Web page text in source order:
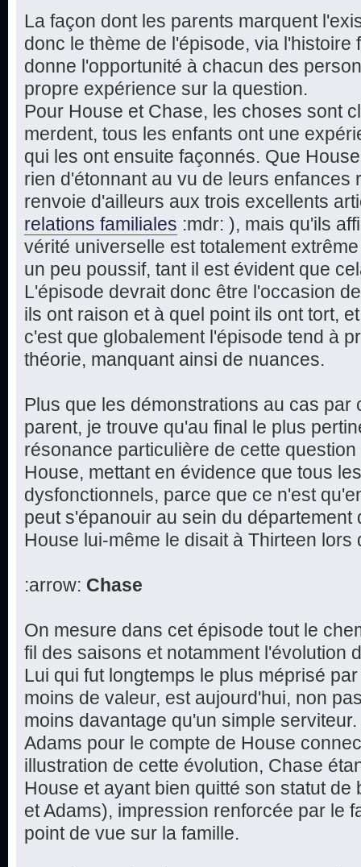
La façon dont les parents marquent
donc le thème de l'épisode, via l'histoire
donne l'opportunité à chacun des
propre expérience sur la question.
Pour House et Chase, les choses sont
merdent, tous les enfants ont une
qui les ont ensuite façonnés. Que
rien d'étonnant au vu de leurs enfances
renvoie d'ailleurs aux trois excellents
relations familiales :mdr: ), mais qu'ils
vérité universelle est totalement
un peu poussif, tant il est évident que
L'épisode devrait donc être l'occasion
ils ont raison et à quel point ils ont tort,
c'est que globalement l'épisode tend à
théorie, manquant ainsi de nuances.
Plus que les démonstrations au cas par
parent, je trouve qu'au final le plus
résonance particulière de cette
House, mettant en évidence que tous
dysfonctionnels, parce que ce n'est
peut s'épanouir au sein du département
House lui-même le disait à Thirteen lors
:arrow: Chase
On mesure dans cet épisode tout le
fil des saisons et notamment l'évolution
Lui qui fut longtemps le plus méprisé
moins de valeur, est aujourd'hui, non
moins davantage qu'un simple
Adams pour le compte de House
illustration de cette évolution, Chase
House et ayant bien quitté son statut
et Adams), impression renforcée par le
point de vue sur la famille.